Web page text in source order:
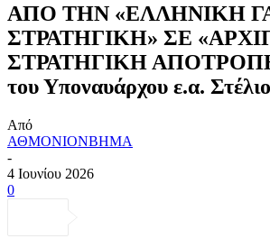
ΑΠΟ ΤΗΝ «ΕΛΛΗΝΙΚΗ
ΣΤΡΑΤΗΓΙΚΗ» ΣΕ
ΣΤΡΑΤΗΓΙΚΗ
του Υποναυάρχου ε.α.
Από
ΑΘΜΟΝΙΟΝΒΗΜΑ
-
4 Ιουνίου 2026
0